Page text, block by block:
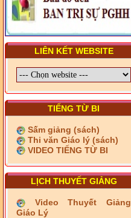
LIÊN KẾT WEBSITE
TIẾNG TỪ BI
Sấm giảng (sách)
Thi văn Giáo lý (sách)
VIDEO TIẾNG TỪ BI
LỊCH THUYẾT GIẢNG
Video Thuyết Giảng
Giáo Lý